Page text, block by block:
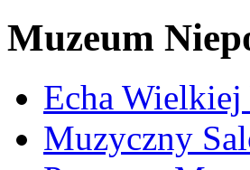
Muzeum
Echa
Muzyczny